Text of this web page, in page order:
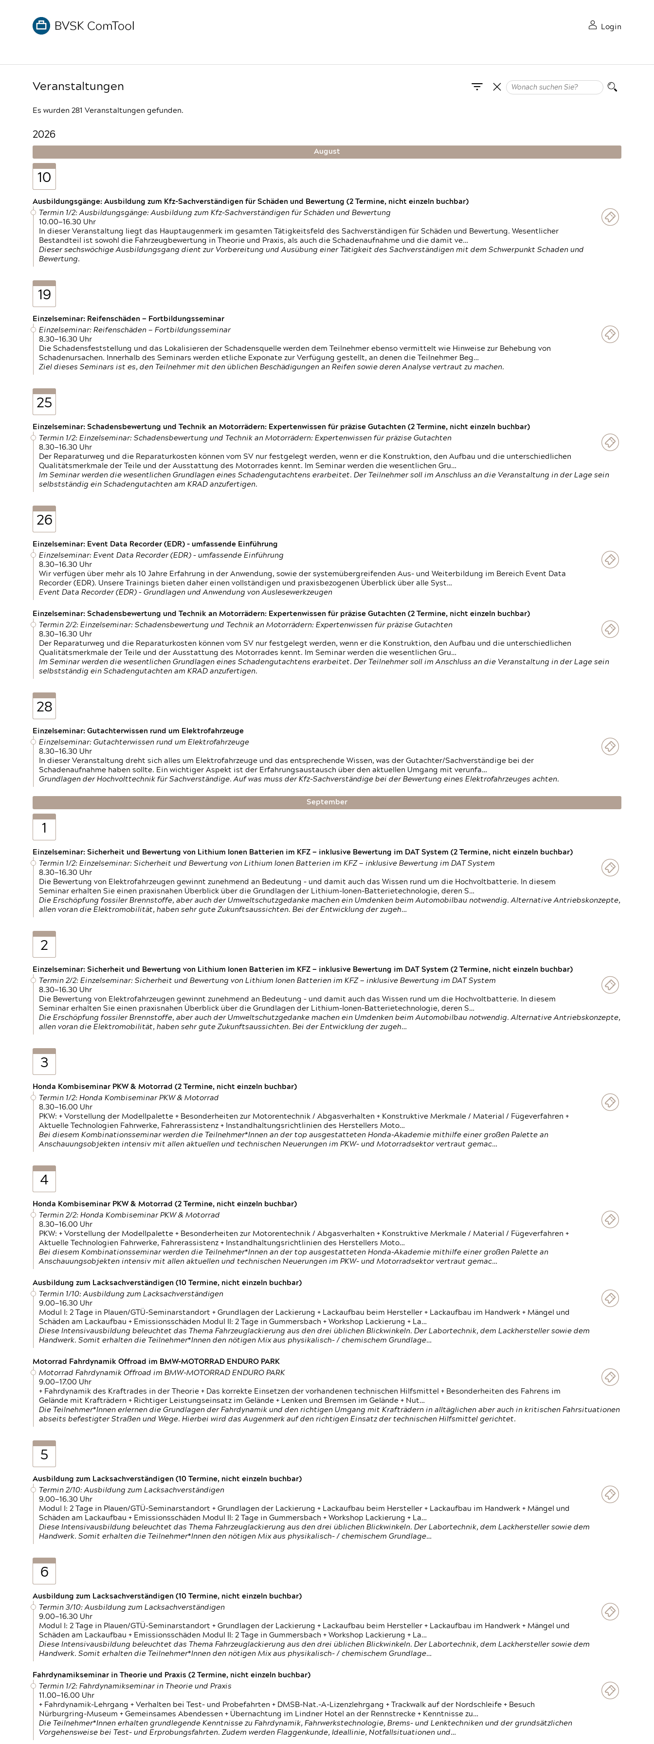
Login
Veranstaltungen
Es wurden 281 Veranstaltungen gefunden.
2026
August
10
Ausbildungsgänge: Ausbildung zum Kfz-Sachverständigen für Schäden und Bewertung (2 Termine, nicht einzeln buchbar)
Termin 1/2: Ausbildungsgänge: Ausbildung zum Kfz-Sachverständigen für Schäden und Bewertung
10.00—16.30 Uhr
In dieser Veranstaltung liegt das Hauptaugenmerk im gesamten Tätigkeitsfeld des Sachverständigen für Schäden und Bewertung. Wesentlicher
Bestandteil ist sowohl die Fahrzeugbewertung in Theorie und Praxis, als auch die Schadenaufnahme und die damit ve…
Dieser sechswöchige Ausbildungsgang dient zur Vorbereitung und Ausübung einer Tätigkeit des Sachverständigen mit dem Schwerpunkt Schaden und
Bewertung.
19
Einzelseminar: Reifenschäden — Fortbildungsseminar
Einzelseminar: Reifenschäden — Fortbildungsseminar
8.30—16.30 Uhr
Die Schadensfeststellung und das Lokalisieren der Schadensquelle werden dem Teilnehmer ebenso vermittelt wie Hinweise zur Behebung von
Schadenursachen. Innerhalb des Seminars werden etliche Exponate zur Verfügung gestellt, an denen die Teilnehmer Beg…
Ziel dieses Seminars ist es, den Teilnehmer mit den üblichen Beschädigungen an Reifen sowie deren Analyse vertraut zu machen.
25
Einzelseminar: Schadensbewertung und Technik an Motorrädern: Expertenwissen für präzise Gutachten (2 Termine, nicht einzeln buchbar)
Termin 1/2: Einzelseminar: Schadensbewertung und Technik an Motorrädern: Expertenwissen für präzise Gutachten
8.30—16.30 Uhr
Der Reparaturweg und die Reparaturkosten können vom SV nur festgelegt werden, wenn er die Konstruktion, den Aufbau und die unterschiedlichen
Qualitätsmerkmale der Teile und der Ausstattung des Motorrades kennt. Im Seminar werden die wesentlichen Gru…
Im Seminar werden die wesentlichen Grundlagen eines Schadengutachtens erarbeitet. Der Teilnehmer soll im Anschluss an die Veranstaltung in der Lage sein
selbstständig ein Schadengutachten am KRAD anzufertigen.
26
Einzelseminar: Event Data Recorder (EDR) – umfassende Einführung
Einzelseminar: Event Data Recorder (EDR) – umfassende Einführung
8.30—16.30 Uhr
Wir verfügen über mehr als 10 Jahre Erfahrung in der Anwendung, sowie der systemübergreifenden Aus- und Weiterbildung im Bereich Event Data
Recorder (EDR). Unsere Trainings bieten daher einen vollständigen und praxisbezogenen Überblick über alle Syst…
Event Data Recorder (EDR) – Grundlagen und Anwendung von Auslesewerkzeugen
Einzelseminar: Schadensbewertung und Technik an Motorrädern: Expertenwissen für präzise Gutachten (2 Termine, nicht einzeln buchbar)
Termin 2/2: Einzelseminar: Schadensbewertung und Technik an Motorrädern: Expertenwissen für präzise Gutachten
8.30—16.30 Uhr
Der Reparaturweg und die Reparaturkosten können vom SV nur festgelegt werden, wenn er die Konstruktion, den Aufbau und die unterschiedlichen
Qualitätsmerkmale der Teile und der Ausstattung des Motorrades kennt. Im Seminar werden die wesentlichen Gru…
Im Seminar werden die wesentlichen Grundlagen eines Schadengutachtens erarbeitet. Der Teilnehmer soll im Anschluss an die Veranstaltung in der Lage sein
selbstständig ein Schadengutachten am KRAD anzufertigen.
28
Einzelseminar: Gutachterwissen rund um Elektrofahrzeuge
Einzelseminar: Gutachterwissen rund um Elektrofahrzeuge
8.30—16.30 Uhr
In dieser Veranstaltung dreht sich alles um Elektrofahrzeuge und das entsprechende Wissen, was der Gutachter/Sachverständige bei der
Schadenaufnahme haben sollte. Ein wichtiger Aspekt ist der Erfahrungsaustausch über den aktuellen Umgang mit verunfa…
Grundlagen der Hochvolttechnik für Sachverständige. Auf was muss der Kfz-Sachverständige bei der Bewertung eines Elektrofahrzeuges achten.
September
1
Einzelseminar: Sicherheit und Bewertung von Lithium Ionen Batterien im KFZ — inklusive Bewertung im DAT System (2 Termine, nicht einzeln buchbar)
Termin 1/2: Einzelseminar: Sicherheit und Bewertung von Lithium Ionen Batterien im KFZ — inklusive Bewertung im DAT System
8.30—16.30 Uhr
Die Bewertung von Elektrofahrzeugen gewinnt zunehmend an Bedeutung – und damit auch das Wissen rund um die Hochvoltbatterie. In diesem
Seminar erhalten Sie einen praxisnahen Überblick über die Grundlagen der Lithium-Ionen-Batterietechnologie, deren S…
Die Erschöpfung fossiler Brennstoffe, aber auch der Umweltschutzgedanke machen ein Umdenken beim Automobilbau notwendig. Alternative Antriebskonzepte,
allen voran die Elektromobilität, haben sehr gute Zukunftsaussichten. Bei der Entwicklung der zugeh…
2
Einzelseminar: Sicherheit und Bewertung von Lithium Ionen Batterien im KFZ — inklusive Bewertung im DAT System (2 Termine, nicht einzeln buchbar)
Termin 2/2: Einzelseminar: Sicherheit und Bewertung von Lithium Ionen Batterien im KFZ — inklusive Bewertung im DAT System
8.30—16.30 Uhr
Die Bewertung von Elektrofahrzeugen gewinnt zunehmend an Bedeutung – und damit auch das Wissen rund um die Hochvoltbatterie. In diesem
Seminar erhalten Sie einen praxisnahen Überblick über die Grundlagen der Lithium-Ionen-Batterietechnologie, deren S…
Die Erschöpfung fossiler Brennstoffe, aber auch der Umweltschutzgedanke machen ein Umdenken beim Automobilbau notwendig. Alternative Antriebskonzepte,
allen voran die Elektromobilität, haben sehr gute Zukunftsaussichten. Bei der Entwicklung der zugeh…
3
Honda Kombiseminar PKW & Motorrad (2 Termine, nicht einzeln buchbar)
Termin 1/2: Honda Kombiseminar PKW & Motorrad
8.30—16.00 Uhr
PKW: + Vorstellung der Modellpalette + Besonderheiten zur Motorentechnik / Abgasverhalten + Konstruktive Merkmale / Material / Fügeverfahren +
Aktuelle Technologien Fahrwerke, Fahrerassistenz + Instandhaltungsrichtlinien des Herstellers Moto…
Bei diesem Kombinationsseminar werden die Teilnehmer*Innen an der top ausgestatteten Honda-Akademie mithilfe einer großen Palette an
Anschauungsobjekten intensiv mit allen aktuellen und technischen Neuerungen im PKW- und Motorradsektor vertraut gemac…
4
Honda Kombiseminar PKW & Motorrad (2 Termine, nicht einzeln buchbar)
Termin 2/2: Honda Kombiseminar PKW & Motorrad
8.30—16.00 Uhr
PKW: + Vorstellung der Modellpalette + Besonderheiten zur Motorentechnik / Abgasverhalten + Konstruktive Merkmale / Material / Fügeverfahren +
Aktuelle Technologien Fahrwerke, Fahrerassistenz + Instandhaltungsrichtlinien des Herstellers Moto…
Bei diesem Kombinationsseminar werden die Teilnehmer*Innen an der top ausgestatteten Honda-Akademie mithilfe einer großen Palette an
Anschauungsobjekten intensiv mit allen aktuellen und technischen Neuerungen im PKW- und Motorradsektor vertraut gemac…
Ausbildung zum Lacksachverständigen (10 Termine, nicht einzeln buchbar)
Termin 1/10: Ausbildung zum Lacksachverständigen
9.00—16.30 Uhr
Modul I: 2 Tage in Plauen/GTÜ-Seminarstandort + Grundlagen der Lackierung + Lackaufbau beim Hersteller + Lackaufbau im Handwerk + Mängel und
Schäden am Lackaufbau + Emissionsschäden Modul II: 2 Tage in Gummersbach + Workshop Lackierung + La…
Diese Intensivausbildung beleuchtet das Thema Fahrzeuglackierung aus den drei üblichen Blickwinkeln. Der Labortechnik, dem Lackhersteller sowie dem
Handwerk. Somit erhalten die Teilnehmer*Innen den nötigen Mix aus physikalisch- / chemischem Grundlage…
Motorrad Fahrdynamik Offroad im BMW-MOTORRAD ENDURO PARK
Motorrad Fahrdynamik Offroad im BMW-MOTORRAD ENDURO PARK
9.00—17.00 Uhr
+ Fahrdynamik des Kraftrades in der Theorie + Das korrekte Einsetzen der vorhandenen technischen Hilfsmittel + Besonderheiten des Fahrens im
Gelände mit Krafträdern + Richtiger Leistungseinsatz im Gelände + Lenken und Bremsen im Gelände + Nut…
Die Teilnehmer*Innen erlernen die Grundlagen der Fahrdynamik und den richtigen Umgang mit Krafträdern in alltäglichen aber auch in kritischen Fahrsituationen
abseits befestigter Straßen und Wege. Hierbei wird das Augenmerk auf den richtigen Einsatz der technischen Hilfsmittel gerichtet.
5
Ausbildung zum Lacksachverständigen (10 Termine, nicht einzeln buchbar)
Termin 2/10: Ausbildung zum Lacksachverständigen
9.00—16.30 Uhr
Modul I: 2 Tage in Plauen/GTÜ-Seminarstandort + Grundlagen der Lackierung + Lackaufbau beim Hersteller + Lackaufbau im Handwerk + Mängel und
Schäden am Lackaufbau + Emissionsschäden Modul II: 2 Tage in Gummersbach + Workshop Lackierung + La…
Diese Intensivausbildung beleuchtet das Thema Fahrzeuglackierung aus den drei üblichen Blickwinkeln. Der Labortechnik, dem Lackhersteller sowie dem
Handwerk. Somit erhalten die Teilnehmer*Innen den nötigen Mix aus physikalisch- / chemischem Grundlage…
6
Ausbildung zum Lacksachverständigen (10 Termine, nicht einzeln buchbar)
Termin 3/10: Ausbildung zum Lacksachverständigen
9.00—16.30 Uhr
Modul I: 2 Tage in Plauen/GTÜ-Seminarstandort + Grundlagen der Lackierung + Lackaufbau beim Hersteller + Lackaufbau im Handwerk + Mängel und
Schäden am Lackaufbau + Emissionsschäden Modul II: 2 Tage in Gummersbach + Workshop Lackierung + La…
Diese Intensivausbildung beleuchtet das Thema Fahrzeuglackierung aus den drei üblichen Blickwinkeln. Der Labortechnik, dem Lackhersteller sowie dem
Handwerk. Somit erhalten die Teilnehmer*Innen den nötigen Mix aus physikalisch- / chemischem Grundlage…
Fahrdynamikseminar in Theorie und Praxis (2 Termine, nicht einzeln buchbar)
Termin 1/2: Fahrdynamikseminar in Theorie und Praxis
11.00—16.00 Uhr
+ Fahrdynamik-Lehrgang + Verhalten bei Test- und Probefahrten + DMSB-Nat.-A-Lizenzlehrgang + Trackwalk auf der Nordschleife + Besuch
Nürburgring-Museum + Gemeinsames Abendessen + Übernachtung im Lindner Hotel an der Rennstrecke + Kenntnisse zu…
Die Teilnehmer*Innen erhalten grundlegende Kenntnisse zu Fahrdynamik, Fahrwerkstechnologie, Brems- und Lenktechniken und der grundsätzlichen
Vorgehensweise bei Test- und Erprobungsfahrten. Zudem werden Flaggenkunde, Ideallinie, Notfallsituationen und…